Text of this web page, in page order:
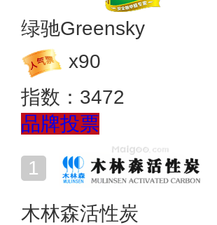
绿驰Greensky
x90
指数： 3472
品牌投票
木林森活性炭